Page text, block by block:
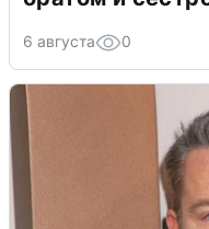
6 августа 0